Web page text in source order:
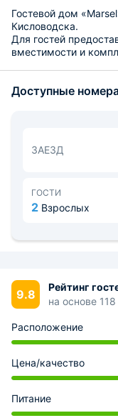
Гостевой дом
Кисловодска.
Для гостей
вместимости и
зоной с письменным
техникой. В
номер. В шаговой
Сафонова,
до вокзала — 0.4
Доступные
ЗАЕЗД
ГОСТИ
2 Взрослых
9.8
Рейтинг
на основе
Расположение
Цена/качество
Питание